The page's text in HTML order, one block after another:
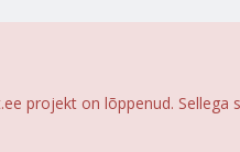
projekt on lõppenud.